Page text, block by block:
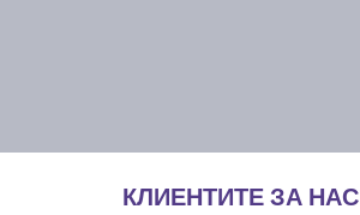
КЛИЕНТИТЕ ЗА НАС